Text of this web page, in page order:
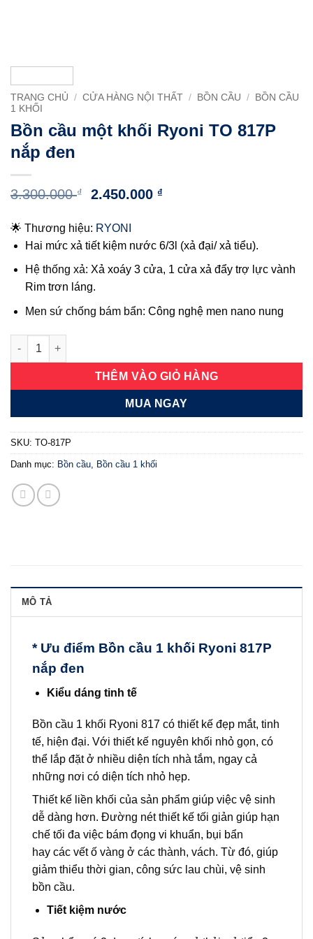
TRANG CHỦ / CỬA HÀNG NỘI THẤT / BỒN CẦU /
BỒN CẦU
1 KHỐI
Bồn cầu một khối Ryoni TO 817P
nắp đen
3.300.000₫
Giá
là:
3.300.000 ₫.
2.450.000 ₫
2.450.000 ₫.
🌟 Thương hiệu: RYONI
Hai mức xả tiết kiệm nước 6/3l (xả đại/ xả tiểu).
Hệ thống xả: Xả xoáy 3 cửa, 1 cửa xả đẩy trợ lực vành
Rim trơn láng.
Men sứ chống bám bẩn: Công nghệ men nano nung
Bồn cầu một khối Ryoni TO 817P nắp đen số lượng
THÊM VÀO GIỎ HÀNG
MUA NGAY
SKU: TO-817P
Danh mục: Bồn cầu Bồn cầu 1 khối
MÔ TẢ
* Ưu điểm Bồn cầu 1 khối Ryoni 817P
nắp đen
Kiểu dáng tinh tế
Bồn cầu 1 khối Ryoni 817 có thiết kế đẹp mắt, tinh
tế, hiện đại. Với thiết kế nguyên khối nhỏ gọn, có
thể lắp đặt ở nhiều diện tích nhà tắm, ngay cả
những nơi có diện tích nhỏ hẹp.
Thiết kế liền khối của sản phẩm giúp việc vệ sinh
dễ dàng hơn. Đường nét thiết kế tối giản giúp hạn
chế tối đa việc bám đọng vi khuẩn, bụi bẩn
hay các vết ố vàng ở các thành, vách. Từ đó, giúp
giảm thiểu thời gian, công sức lau chùi, vệ sinh
bồn cầu.
Tiết kiệm nước